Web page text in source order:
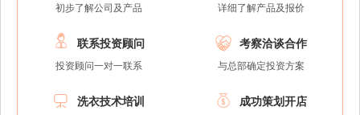
初步了解公司及产品 详细了解产品及报价
 联系投资顾问
投资顾问一对一联系
 考察洽谈合作
与总部确定投资方案
 洗衣技术培训  成功策划开店